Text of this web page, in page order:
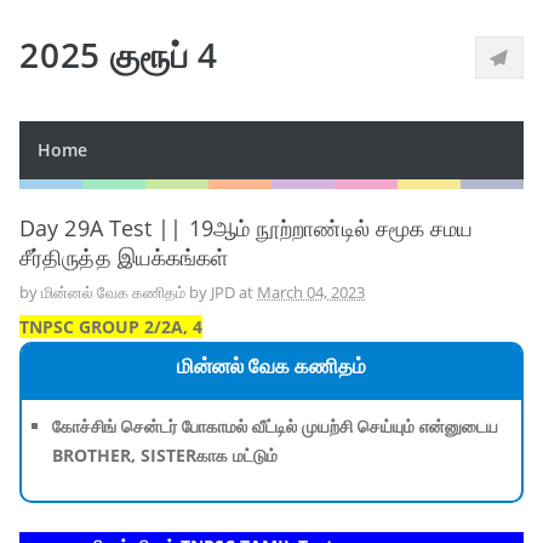
2025 குரூப் 4
Home
Day 29A Test || 19ஆம் நூற்றாண்டில் சமூக சமய
சீர்திருத்த இயக்கங்கள்
byமின்னல் வேக கணிதம் by JPDat March 04, 2023
TNPSC GROUP 2/2A, 4
மின்னல் வேக கணிதம்
கோச்சிங் சென்டர் போகாமல் வீட்டில் முயற்சி செய்யும் என்னுடைய
BROTHER, SISTERகாக மட்டும்